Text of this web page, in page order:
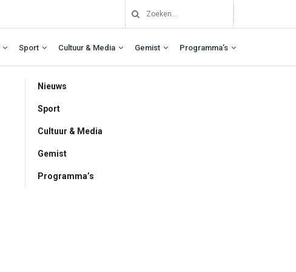
Sport Cultuur & Media Gemist Programma’s
Nieuws
Sport
Cultuur & Media
Gemist
Programma’s